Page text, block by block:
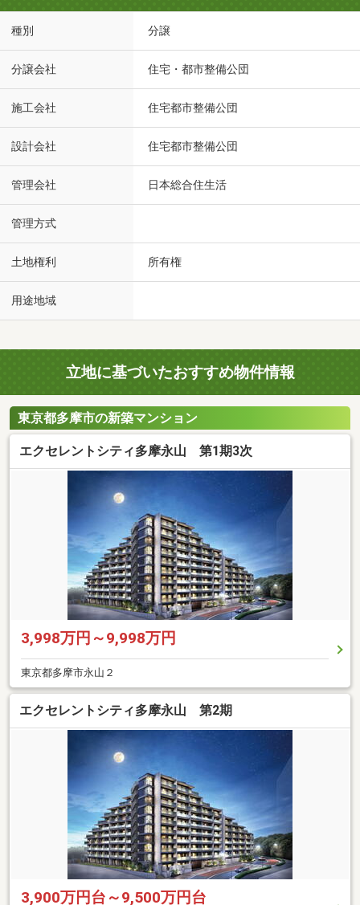
種別 分譲
分譲会社 住宅・都市整備公団
施工会社 住宅都市整備公団
設計会社 住宅都市整備公団
管理会社 日本総合住生活
管理方式
土地権利 所有権
用途地域
立地に基づいたおすすめ物件情報
東京都多摩市の新築マンション
エクセレントシティ多摩永山 第1期3次
3,998万円～9,998万円
東京都多摩市永山２
エクセレントシティ多摩永山 第2期
3,900万円台～9,500万円台